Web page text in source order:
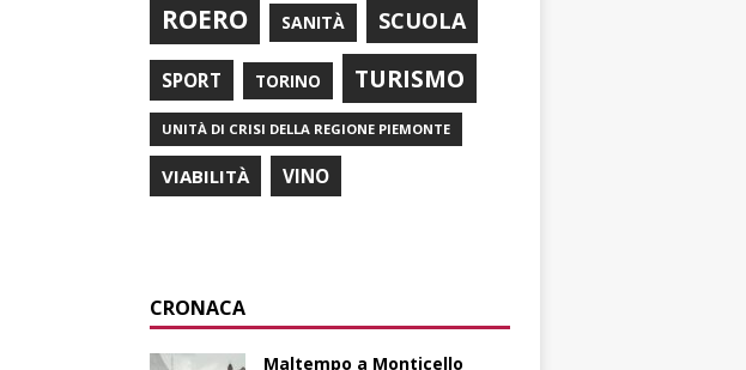
ROERO SANITÀ SCUOLA
SPORT TORINO TURISMO
UNITÀ DI CRISI DELLA REGIONE PIEMONTE
VIABILITÀ VINO
CRONACA
Maltempo a Monticello